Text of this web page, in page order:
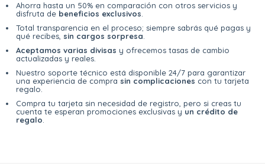
Ahorra hasta un 50% en comparación con otros servicios y
disfruta de beneficios exclusivos.
Total transparencia en el proceso; siempre sabrás qué pagas y
qué recibes, sin cargos sorpresa.
Aceptamos varias divisas y ofrecemos tasas de cambio
actualizadas y reales.
Nuestro soporte técnico está disponible 24/7 para garantizar
una experiencia de compra sin complicaciones con tu tarjeta
regalo.
Compra tu tarjeta sin necesidad de registro, pero si creas tu
cuenta te esperan promociones exclusivas y un crédito de
regalo.